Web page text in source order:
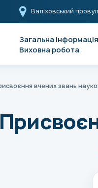
Валіховський
Загальна інформація
Виховна робота